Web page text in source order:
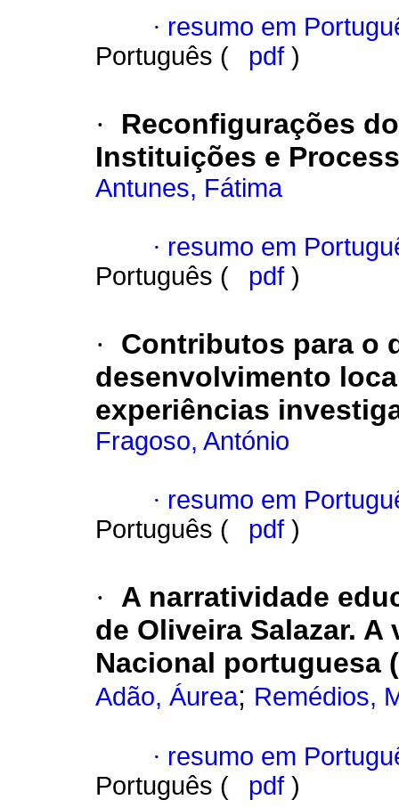
· resumo em
Português (
pdf )
·
Reconfigurações
Instituições e
Antunes, Fátima
· resumo em
Português (
pdf )
·
Contributos para o
desenvolvimento
experiências
Fragoso, António
· resumo em
Português (
pdf )
·
A narratividade
de Oliveira Salazar. A
Nacional portuguesa
Adão, Áurea; Remédios,
· resumo em
Português (
pdf )